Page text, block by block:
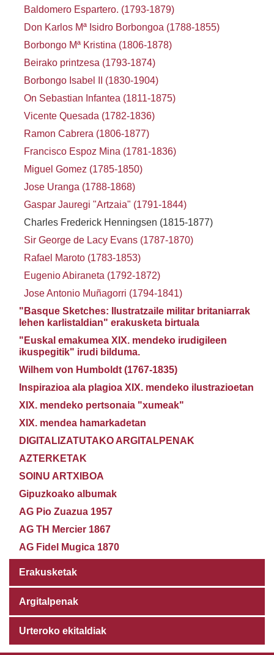
Baldomero Espartero. (1793-1879)
Don Karlos Mª Isidro Borbongoa (1788-1855)
Borbongo Mª Kristina (1806-1878)
Beirako printzesa (1793-1874)
Borbongo Isabel II (1830-1904)
On Sebastian Infantea (1811-1875)
Vicente Quesada (1782-1836)
Ramon Cabrera (1806-1877)
Francisco Espoz Mina (1781-1836)
Miguel Gomez (1785-1850)
Jose Uranga (1788-1868)
Gaspar Jauregi "Artzaia" (1791-1844)
Charles Frederick Henningsen (1815-1877)
Sir George de Lacy Evans (1787-1870)
Rafael Maroto (1783-1853)
Eugenio Abiraneta (1792-1872)
Jose Antonio Muñagorri (1794-1841)
"Basque Sketches: Ilustratzaile militar britaniarrak
lehen karlistaldian" erakusketa birtuala
"Euskal emakumea XIX. mendeko irudigileen
ikuspegitik" irudi bilduma.
Wilhem von Humboldt (1767-1835)
Inspirazioa ala plagioa XIX. mendeko ilustrazioetan
XIX. mendeko pertsonaia "xumeak"
XIX. mendea hamarkadetan
DIGITALIZATUTAKO ARGITALPENAK
AZTERKETAK
SOINU ARTXIBOA
Gipuzkoako albumak
AG Pio Zuazua 1957
AG TH Mercier 1867
AG Fidel Mugica 1870
Erakusketak
Argitalpenak
Urteroko ekitaldiak